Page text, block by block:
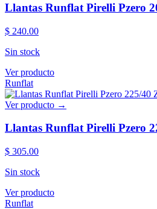
Llantas Runflat Pirelli Pzero
$ 240.00
Sin stock
Ver producto
Runflat
Ver producto →
Llantas Runflat Pirelli Pzero
$ 305.00
Sin stock
Ver producto
Runflat